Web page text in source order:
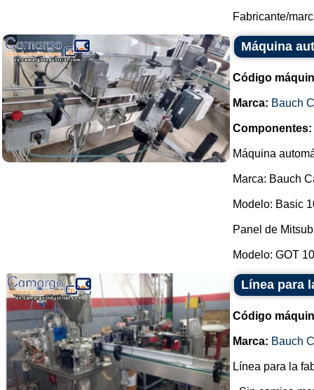
Fabricante/
Máquina
Código
Marca: Bauch
Componentes:
Máquina
Marca: Bauch
Modelo: Basic
Panel de
Modelo: GOT
Línea para
Código
Marca: Bauch
Línea para la